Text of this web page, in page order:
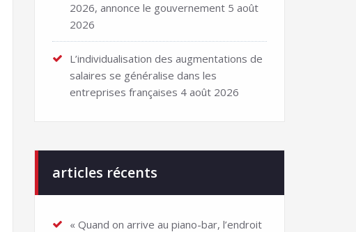
2026, annonce le gouvernement 5 août
2026
L’individualisation des augmentations de
salaires se généralise dans les
entreprises françaises 4 août 2026
articles récents
« Quand on arrive au piano-bar, l’endroit